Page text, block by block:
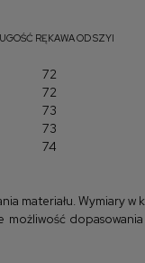
RĘKAWA OD SZYI
72
72
73
73
74
materiału. Wymiary